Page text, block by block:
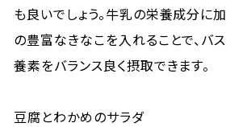
も良いでしょう。牛乳の栄養成分に
の豊富なきなこを入れることで、バ
養素をバランス良く摂取できます。
豆腐とわかめのサラダ